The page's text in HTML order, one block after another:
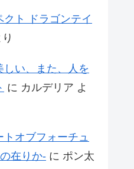
ト ドラゴンテイ
い、また、人を
に カルデリア よ
オブフォーチュ
在りか- に ポン太